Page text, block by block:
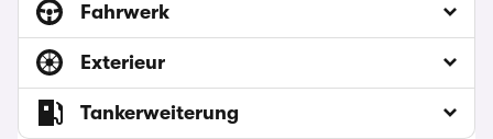
Fahrwerk
Exterieur
Tankerweiterung